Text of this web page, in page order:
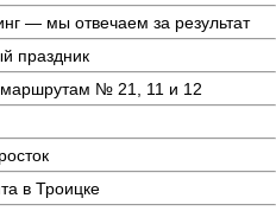
— мы отвечаем за результат
праздник
маршрутам № 21, 11 и 12
в Троицке